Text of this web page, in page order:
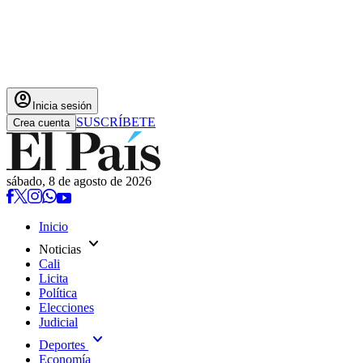
account_circle Inicia sesión
Crea cuenta SUSCRÍBETE
sábado, 8 de agosto de 2026
Inicio
Noticias expand_more
Cali
Licita
Política
Elecciones
Judicial
Deportes expand_more
Economía